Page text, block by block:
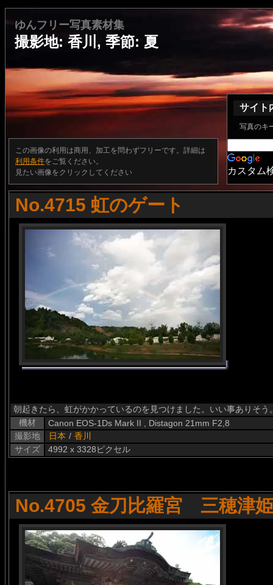
ゆんフリー写真素材集
撮影地: 香川, 季節: 夏
この画像の利用は商用、加工を問わずフリーです。詳細は
利用条件をご覧ください。
見たい画像をクリックしてください
サイト
写真のキ
カスタム
No.4715 虹のゲート
朝起きたら、虹がかかっているのを見つけました。いい事ありそう
機材
Canon EOS-1Ds Mark II , Distagon 21mm F2,8
撮影地
日本 / 香川
サイズ
4992 x 3328ピクセル
No.4705 金刀比羅宮 三穂津